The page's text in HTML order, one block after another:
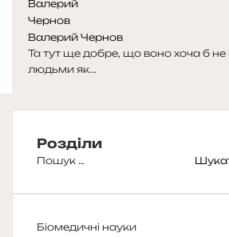
Валерий Чернов
Та тут ще добре, що воно хоча б
людьми як...
Розділи
Пошук:
Біомедичні науки